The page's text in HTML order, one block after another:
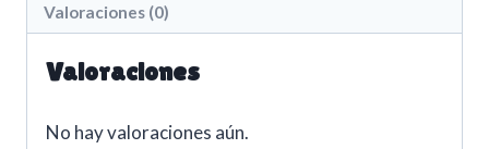
Valoraciones (0)
Valoraciones
No hay valoraciones aún.